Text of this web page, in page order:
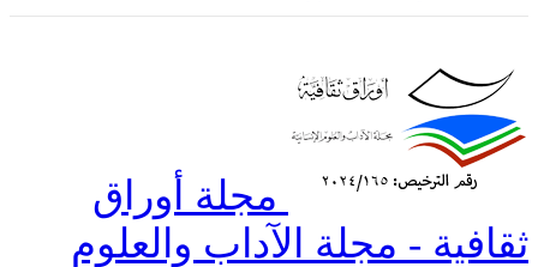
مجلة أوراق
ثقافية - مجلة الآداب والعلوم